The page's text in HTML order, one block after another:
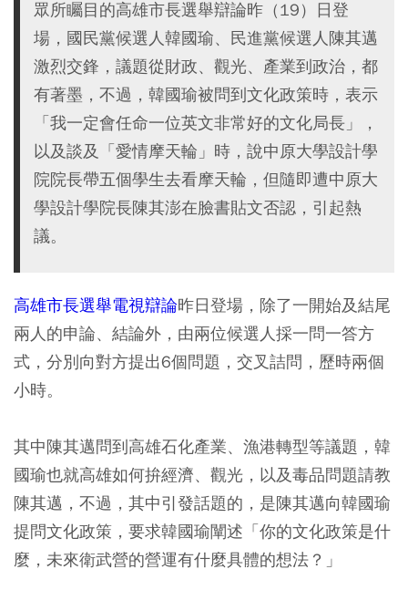
眾所矚目的高雄市長選舉辯論昨（19）日登
場，國民黨候選人韓國瑜、民進黨候選人陳其邁
激烈交鋒，議題從財政、觀光、產業到政治，都
有著墨，不過，韓國瑜被問到文化政策時，表示
「我一定會任命一位英文非常好的文化局長」，
以及談及「愛情摩天輪」時，說中原大學設計學
院院長帶五個學生去看摩天輪，但隨即遭中原大
學設計學院長陳其澎在臉書貼文否認，引起熱
議。
高雄市長選舉電視辯論昨日登場，除了一開始及結尾
兩人的申論、結論外，由兩位候選人採一問一答方
式，分別向對方提出6個問題，交叉詰問，歷時兩個
小時。
其中陳其邁問到高雄石化產業、漁港轉型等議題，韓
國瑜也就高雄如何拚經濟、觀光，以及毒品問題請教
陳其邁，不過，其中引發話題的，是陳其邁向韓國瑜
提問文化政策，要求韓國瑜闡述「你的文化政策是什
麼，未來衛武營的營運有什麼具體的想法？」